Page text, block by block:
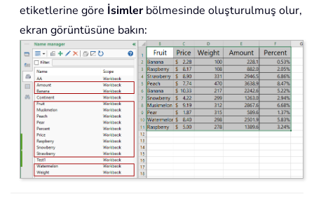
etiketlerine göre İsimlerbölmesinde oluşturulmuş olur,
ekran görüntüsüne bakın: